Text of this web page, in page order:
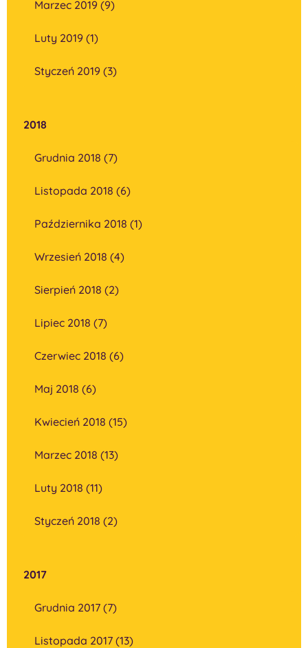
Marzec 2019 (9)
Luty 2019 (1)
Styczeń 2019 (3)
2018
Grudnia 2018 (7)
Listopada 2018 (6)
Października 2018 (1)
Wrzesień 2018 (4)
Sierpień 2018 (2)
Lipiec 2018 (7)
Czerwiec 2018 (6)
Maj 2018 (6)
Kwiecień 2018 (15)
Marzec 2018 (13)
Luty 2018 (11)
Styczeń 2018 (2)
2017
Grudnia 2017 (7)
Listopada 2017 (13)